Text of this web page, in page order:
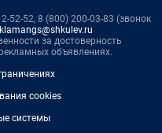
52-52, 8 (800) 200-03-83 (звонок
за достоверность
объявлениях.
cookies
системы